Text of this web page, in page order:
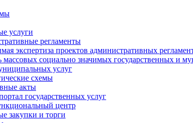
услуги
регламенты
экспертиза проектов административных
массовых социально значимых государственных и
услуг
схемы
акты
государственных услуг
центр
закупки и торги